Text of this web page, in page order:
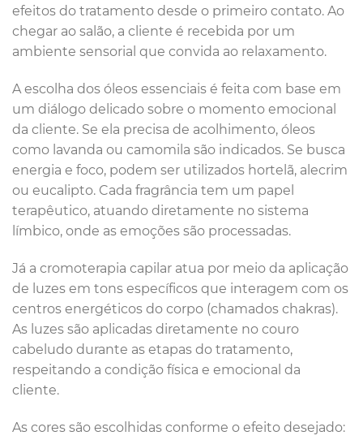
efeitos do tratamento desde o primeiro contato. Ao
chegar ao salão, a cliente é recebida por um
ambiente sensorial que convida ao relaxamento.
A escolha dos óleos essenciais é feita com base em
um diálogo delicado sobre o momento emocional
da cliente. Se ela precisa de acolhimento, óleos
como lavanda ou camomila são indicados. Se busca
energia e foco, podem ser utilizados hortelã, alecrim
ou eucalipto. Cada fragrância tem um papel
terapêutico, atuando diretamente no sistema
límbico, onde as emoções são processadas.
Já a cromoterapia capilar atua por meio da aplicação
de luzes em tons específicos que interagem com os
centros energéticos do corpo (chamados chakras).
As luzes são aplicadas diretamente no couro
cabeludo durante as etapas do tratamento,
respeitando a condição física e emocional da
cliente.
As cores são escolhidas conforme o efeito desejado: